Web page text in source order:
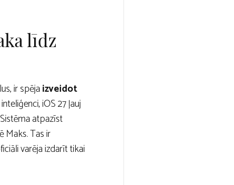
līdz
ir spējaizveidot
iOS 27 ļauj
atpazīst
Maks. Tas ir
varēja izdarīt tikai